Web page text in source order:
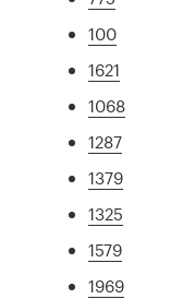
100
1621
1068
1287
1379
1325
1579
1969